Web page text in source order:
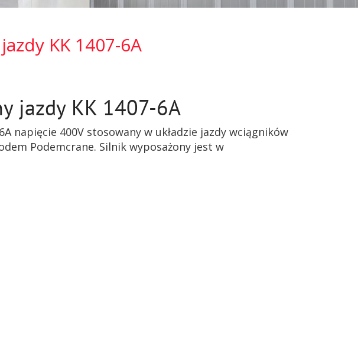
KK 1407-6A
jazdy KK 1407-6A
napięcie 400V stosowany w układzie jazdy wciągników
Podemcrane. Silnik wyposażony jest w